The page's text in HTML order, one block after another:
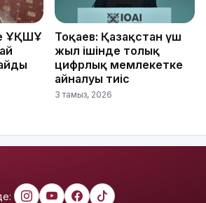
ҰҚШҰ
Тоқаев: Қазақстан үш
жыл ішінде толық
цифрлық мемлекетке
айналуы тиіс
3 тамыз, 2026